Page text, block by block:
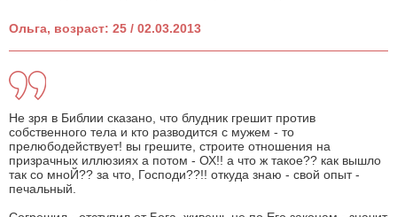
Ольга, возраст: 25 / 02.03.2013
Не зря в Библии сказано, что блудник грешит против
собственного тела и кто разводится с мужем - то
прелюбодействует! вы грешите, строите отношения на
призрачных иллюзиях а потом - ОХ!! а что ж такое?? как вышло
так со мноЙ?? за что, Господи??!! откуда знаю - свой опыт -
печальный.